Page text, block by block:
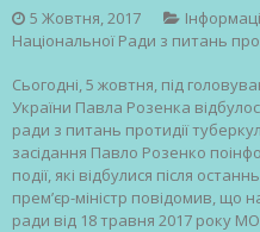
5 Жовтня, 2017
Національної Ради з питань
Сьогодні, 5 жовтня, під
України Павла Розенка
ради з питань протидії
засідання Павло Розенко
події, які відбулися після
прем’єр-міністр повідомив, що
ради від 18 травня 2017 року